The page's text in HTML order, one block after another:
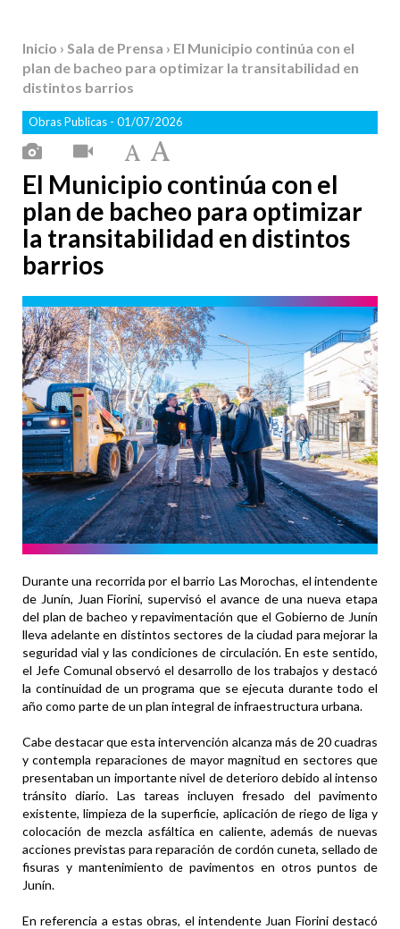
Inicio › Sala de Prensa › El Municipio continúa con el
plan de bacheo para optimizar la transitabilidad en
distintos barrios
Obras Publicas - 01/07/2026
El Municipio continúa con el
plan de bacheo para optimizar
la transitabilidad en distintos
barrios
Durante una recorrida por el barrio Las Morochas, el intendente
de Junín, Juan Fiorini, supervisó el avance de una nueva etapa
del plan de bacheo y repavimentación que el Gobierno de Junín
lleva adelante en distintos sectores de la ciudad para mejorar la
seguridad vial y las condiciones de circulación. En este sentido,
el Jefe Comunal observó el desarrollo de los trabajos y destacó
la continuidad de un programa que se ejecuta durante todo el
año como parte de un plan integral de infraestructura urbana.
Cabe destacar que esta intervención alcanza más de 20 cuadras
y contempla reparaciones de mayor magnitud en sectores que
presentaban un importante nivel de deterioro debido al intenso
tránsito diario. Las tareas incluyen fresado del pavimento
existente, limpieza de la superficie, aplicación de riego de liga y
colocación de mezcla asfáltica en caliente, además de nuevas
acciones previstas para reparación de cordón cuneta, sellado de
fisuras y mantenimiento de pavimentos en otros puntos de
Junín.
En referencia a estas obras, el intendente Juan Fiorini destacó